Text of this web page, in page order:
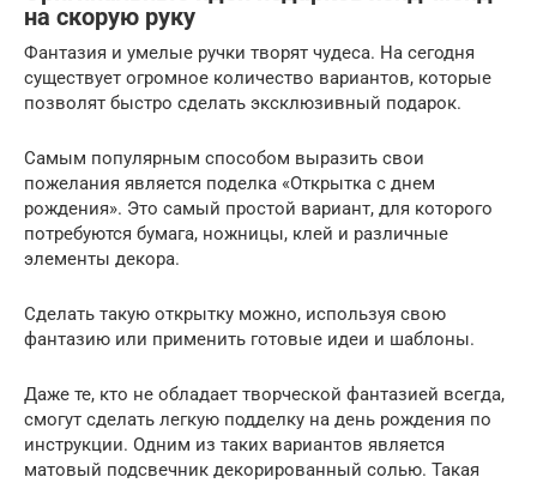
на скорую руку
Фантазия и умелые ручки творят чудеса. На сегодня
существует огромное количество вариантов, которые
позволят быстро сделать эксклюзивный подарок.
Самым популярным способом выразить свои
пожелания является поделка «Открытка с днем
рождения». Это самый простой вариант, для которого
потребуются бумага, ножницы, клей и различные
элементы декора.
Сделать такую открытку можно, используя свою
фантазию или применить готовые идеи и шаблоны.
Даже те, кто не обладает творческой фантазией всегда,
смогут сделать легкую подделку на день рождения по
инструкции. Одним из таких вариантов является
матовый подсвечник декорированный солью. Такая